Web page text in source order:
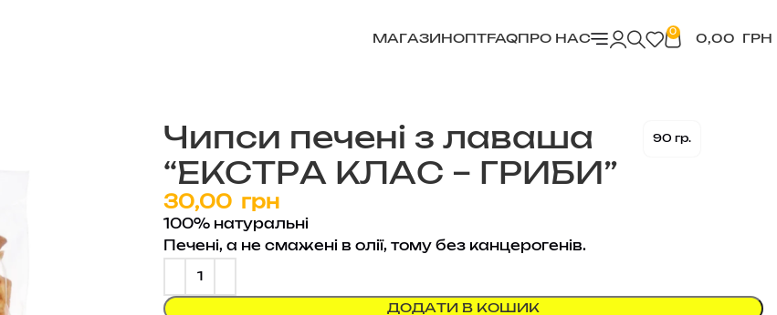
МАГАЗИН ОПТ FAQ ПРО НАС
0
0,00 ГРН
Чипси печені з лаваша
“ЕКСТРА КЛАС – ГРИБИ”
90 гр.
грн
100% натуральні
Печені, а не смажені в олії, тому без канцерогенів.
ДОДАТИ В КОШИК